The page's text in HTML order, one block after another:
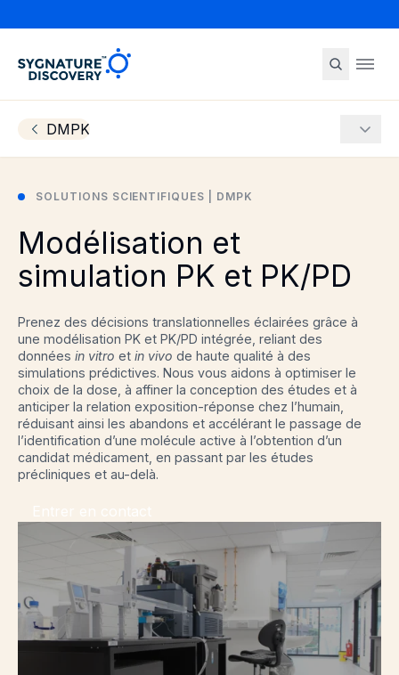
Sygnature
DMPK
More
SOLUTIONS SCIENTIFIQUES | DMPK
Modélisation et
simulation PK et PK/PD
Prenez des décisions translationnelles éclairées grâce à
une modélisation PK et PK/PD intégrée, reliant des
données in vitro et in vivo de haute qualité à des
simulations prédictives. Nous vous aidons à optimiser le
choix de la dose, à affiner la conception des études et à
anticiper la relation exposition-réponse chez l’humain,
réduisant ainsi les abandons et accélérant le passage de
l’identification d’une molécule active à l’obtention d’un
candidat médicament, en passant par les études
précliniques et au-delà.